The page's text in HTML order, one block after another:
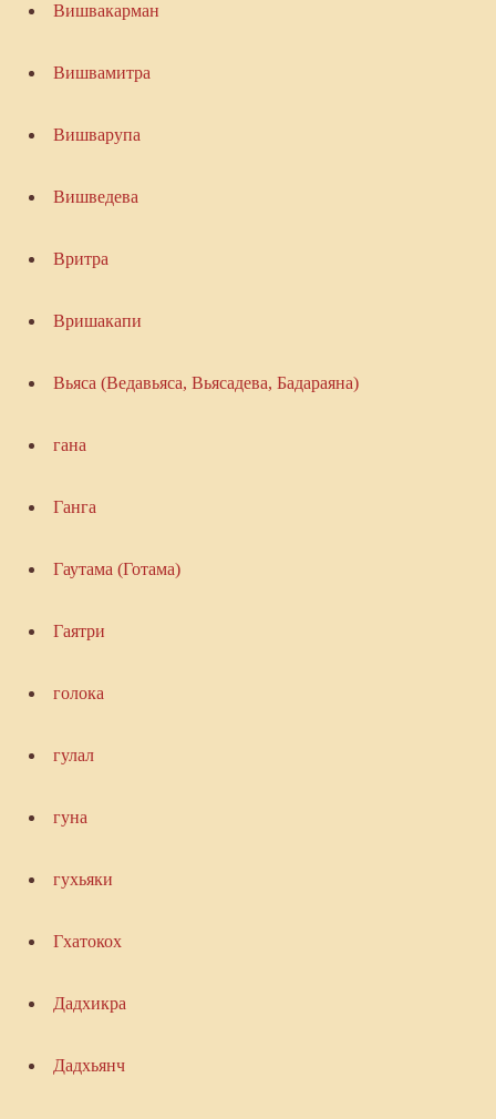
Вишвакарман
Вишвамитра
Вишварупа
Вишведева
Вритра
Вришакапи
Вьяса (Ведавьяса, Вьясадева, Бадараяна)
гана
Ганга
Гаутама (Готама)
Гаятри
голока
гулал
гуна
гухьяки
Гхатокох
Дадхикра
Дадхьянч